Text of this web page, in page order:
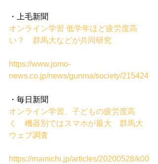
・上毛新聞
オンライン学習 低学年ほど疲労度高
い？　群馬大などが共同研究
https://www.jomo-
news.co.jp/news/gunma/society/215424
・毎日新聞
オンライン学習、子どもの疲労度高
く　機器別ではスマホが最大　群馬大
ウェブ調査
https://mainichi.jp/articles/20200528/k00